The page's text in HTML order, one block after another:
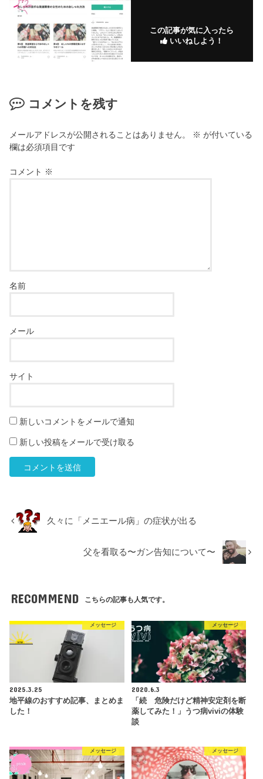
この記事が気に入ったら
いいねしよう！
コメントを残す
メールアドレスが公開されることはありません。 ※ が付いている
欄は必須項目です
コメント ※
名前
メール
サイト
新しいコメントをメールで通知
新しい投稿をメールで受け取る
久々に「メニエール病」の症状が出る
父を看取る〜ガン告知について〜
RECOMMEND こちらの記事も人気です。
メッセージ
2025.3.25
地平線のおすすめ記事、まとめま
した！
メッセージ
2020.6.3
「続 危険だけど精神安定剤を断
薬してみた！」うつ病viviの体験
談
メッセージ メッセージ